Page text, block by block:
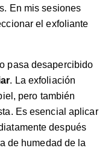
En missesiones
el exfoliante
pasa desapercibido
. La exfoliación
pero también
Es esencial aplicar
después
de humedad de la